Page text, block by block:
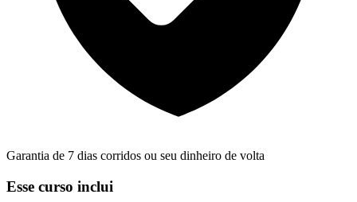
Garantia de 7 dias corridos ou seu dinheiro de volta
Esse curso inclui